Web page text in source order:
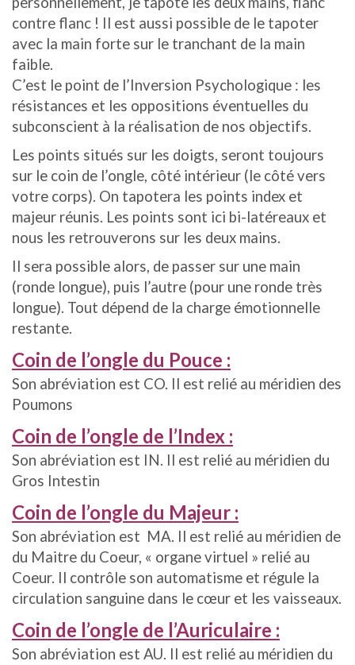
contre flanc ! Il est aussi possible de le tapoter
avec la main forte sur le tranchant de la main
faible.
C’est le point de l’Inversion Psychologique : les
résistances et les oppositions éventuelles du
subconscient à la réalisation de nos objectifs.
Les points situés sur les doigts, seront toujours
sur le coin de l’ongle, côté intérieur (le côté vers
votre corps). On tapotera les points index et
majeur réunis. Les points sont ici bi-latéreaux et
nous les retrouverons sur les deux mains.
Il sera possible alors, de passer sur une main
(ronde longue), puis l’autre (pour une ronde très
longue). Tout dépend de la charge émotionnelle
restante.
Coin de l’ongle du Pouce :
Son abréviation est CO. Il est relié au méridien des
Poumons
Coin de l’ongle de l’Index :
Son abréviation est IN. Il est relié au méridien du
Gros Intestin
Coin de l’ongle du Majeur :
Son abréviation est MA. Il est relié au méridien de
du Maitre du Coeur, « organe virtuel » relié au
Coeur. Il contrôle son automatisme et régule la
circulation sanguine dans le cœur et les vaisseaux.
Coin de l’ongle de l’Auriculaire :
Son abréviation est AU. Il est relié au méridien du